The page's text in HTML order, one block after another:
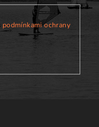
podmínkami ochrany